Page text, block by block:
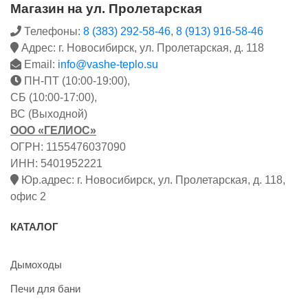
Магазин на ул. Пролетарская
Телефоны: 8 (383) 292-58-46, 8 (913) 916-58-46
Адрес: г. Новосибирск, ул. Пролетарская, д. 118
Email: info@vashe-teplo.su
ПН-ПТ (10:00-19:00),
СБ (10:00-17:00),
ВС (Выходной)
ООО «ГЕЛИОС»
ОГРН: 1155476037090
ИНН: 5401952221
Юр.адрес: г. Новосибирск, ул. Пролетарская, д. 118,
офис 2
КАТАЛОГ
Дымоходы
Печи для бани